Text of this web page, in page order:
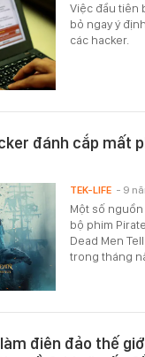
Việc đầu tiên
bỏ ngay ý
các hacker.
đánh cắp mất
Một số
bộ phim
Dead Men
trong tháng
TEK-LIFE - 9
điên đảo thế